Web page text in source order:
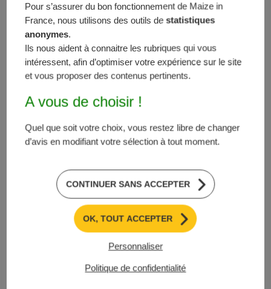
Les informations recueillies
enregistrées dans un
fichier informatisé par
Maize in Francepour la
gestion des demandes
Elles sont conservées
pendant2 anset sont
destinéesau service
communication de la
FNPSMS.
Pour s’assurer du bon fonctionnement de Maize in
France, nous utilisons des outils de statistiques
anonymes.
Ils nous aident à connaitre les rubriques qui vous
intéressent, afin d’optimiser votre expérience sur le site
et vous proposer des contenus pertinents.
A vous de choisir !
Quel que soit votre choix, vous restez libre de changer
d’avis en modifiant votre sélection à tout moment.
OK, TOUT ACCEPTER
CONTINUER SANS ACCEPTER
Personnaliser
Politique de confidentialité